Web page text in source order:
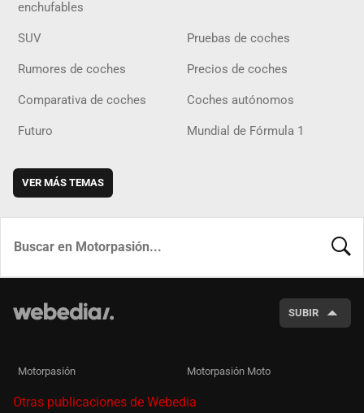
enchufables
SUV Pruebas de coches
Rumores de coches Precios de coches
Comparativa de coches Coches autónomos
Futuro Mundial de Fórmula 1
VER MÁS TEMAS
SUBIR
Motorpasión Motorpasión Moto
Otras publicaciones de Webedia